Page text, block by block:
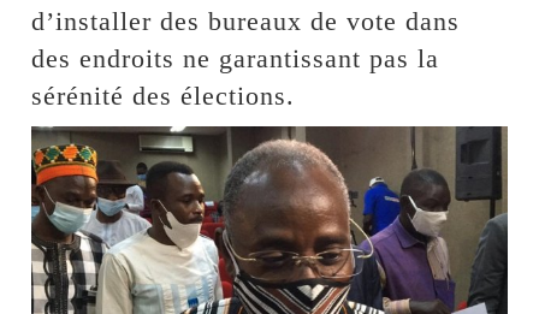
d’installer des bureaux de vote dans
des endroits ne garantissant pas la
sérénité des élections.